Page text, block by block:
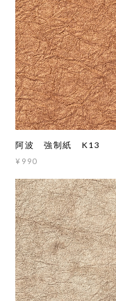
阿波 強制紙 K13
¥990